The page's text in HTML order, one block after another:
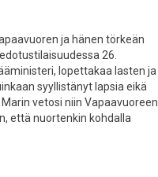
ja hänen törkeän
26.
lopettakaa lasten ja
syyllistänyt lapsia eikä
vetosi niin Vapaavuoreen
että nuortenkin kohdalla